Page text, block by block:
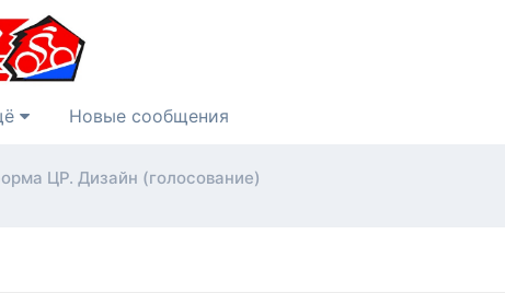
Новые сообщения
ЦР. Дизайн (голосование)